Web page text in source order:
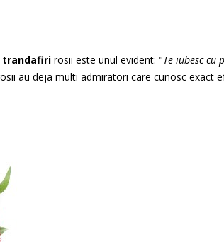
trandafiri rosii este unul evident: "Te iubesc cu
au deja multi admiratori care cunosc exact